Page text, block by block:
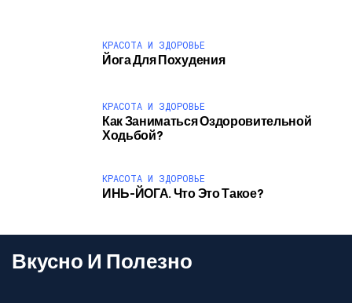
КРАСОТА И ЗДОРОВЬЕ
Йога Для Похудения
КРАСОТА И ЗДОРОВЬЕ
Как Заниматься Оздоровительной
Ходьбой?
КРАСОТА И ЗДОРОВЬЕ
ИНЬ-ЙОГА. Что Это Такое?
Вкусно И Полезно